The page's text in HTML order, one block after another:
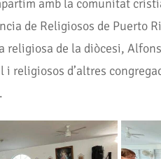
amb la comunitat
de Religiosos de Puerto
religiosa de la diòcesi,
i religiosos d’altres